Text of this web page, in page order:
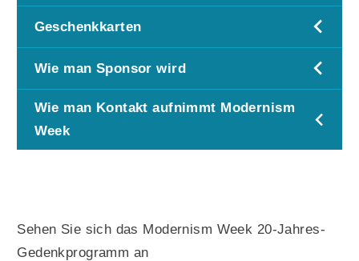
Geschenkkarten
Wie man Sponsor wird
Wie man Kontakt aufnimmt Modernism
Week
Sehen Sie sich das Modernism Week 20-Jahres-
Gedenkprogramm an